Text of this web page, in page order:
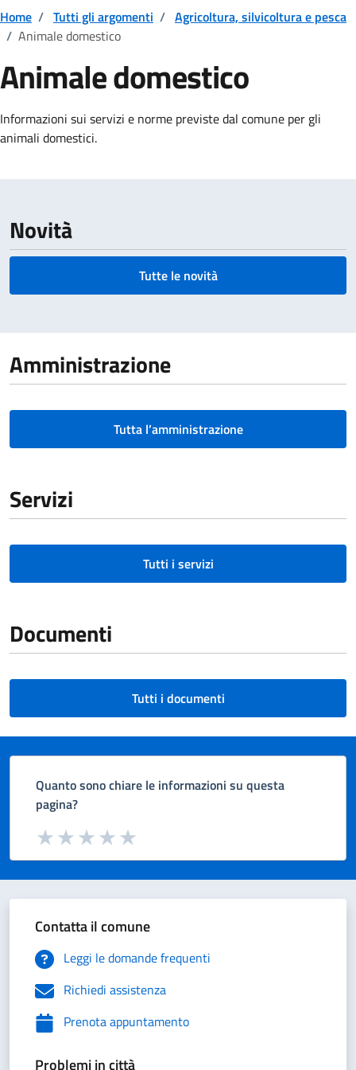
Home / Tutti gli argomenti / Agricoltura, silvicoltura e pesca
/ Animale domestico
Animale domestico
Dettagli della notizia
Informazioni sui servizi e norme previste dal comune per gli
animali domestici.
Novità
Tutte le novità
Amministrazione
Tutta l’amministrazione
Servizi
Tutti i servizi
Documenti
Tutti i documenti
Quanto sono chiare le informazioni su questa
pagina?
Valuta da 1 a 5 stelle la pagina
Valuta 5 stelle su 5
Valuta 4 stelle su 5
Valuta 3 stelle su 5
Valuta 2 stelle su 5
Valuta 1 stelle su 5
Contatta il comune
Leggi le domande frequenti
Richiedi assistenza
Prenota appuntamento
Problemi in città